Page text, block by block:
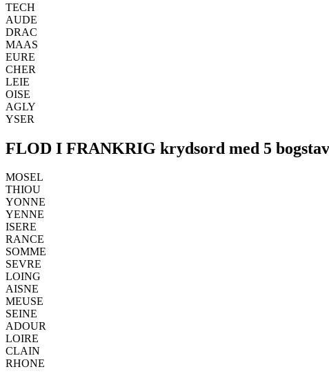
TECH
AUDE
DRAC
MAAS
EURE
CHER
LEIE
OISE
AGLY
YSER
FLOD I FRANKRIG krydsord med 5
MOSEL
THIOU
YONNE
YENNE
ISERE
RANCE
SOMME
SEVRE
LOING
AISNE
MEUSE
SEINE
ADOUR
LOIRE
CLAIN
RHONE